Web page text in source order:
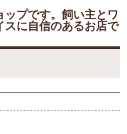
プです。飼い主とワ
スに自信のあるお店で